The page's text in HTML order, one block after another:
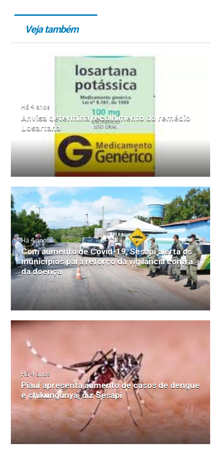
Veja também
Há 4 anos
Anvisa determina recolhimento do remédio
Losartana
Há 4 anos
Com aumento de Covid-19, Sesapi alerta os
municípios para reforço da vigilância contra
da doença
Há 4 anos
Piauí apresenta aumento de casos de dengue
e chikungunya, diz Sesapi